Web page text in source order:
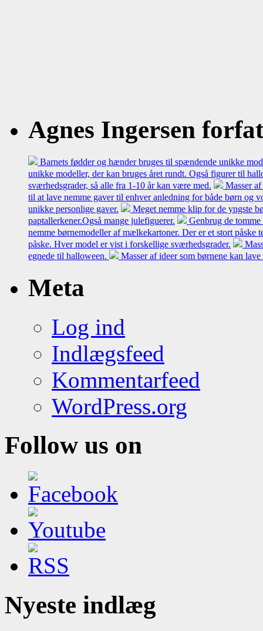
Agnes Ingersen
Barnets fødder og hænder bruges til spændende unikke
unikke modeller, der kan bruges året rundt. Også figurer til
sværhedsgrader, så alle fra 1-10 år kan være med.
Masser
til at lave nemme gaver til enhver anledning for både børn og
unikke personlige gaver.
Meget nemme klip for de yngste
paptallerkener.Også mange julefiguerer.
Genbrug de
nemme børnemodeller af mælkekartoner. Der er et stort påske
påske. Hver model er vist i forskellige sværhedsgrader.
egnede til halloween.
Masser af ideer som børnene kan
Meta
Log ind
Indlægsfeed
Kommentarfeed
WordPress.org
Follow us on
Nyeste indlæg